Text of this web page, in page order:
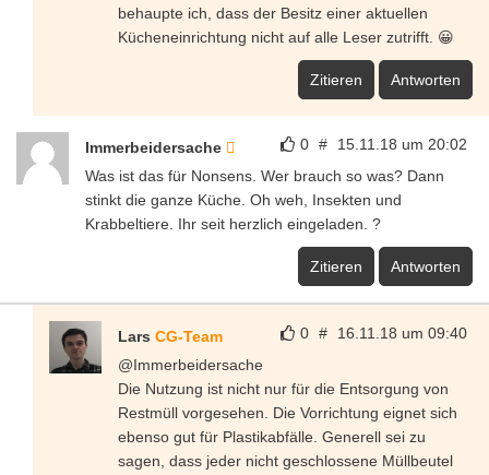
behaupte ich, dass der Besitz einer aktuellen
Kücheneinrichtung nicht auf alle Leser zutrifft. 😀
Zitieren Antworten
0 # 15.11.18 um 20:02
Immerbeidersache
Was ist das für Nonsens. Wer brauch so was? Dann
stinkt die ganze Küche. Oh weh, Insekten und
Krabbeltiere. Ihr seit herzlich eingeladen. ?
Zitieren Antworten
0 # 16.11.18 um 09:40
Lars CG-Team
@Immerbeidersache
Die Nutzung ist nicht nur für die Entsorgung von
Restmüll vorgesehen. Die Vorrichtung eignet sich
ebenso gut für Plastikabfälle. Generell sei zu
sagen, dass jeder nicht geschlossene Müllbeutel